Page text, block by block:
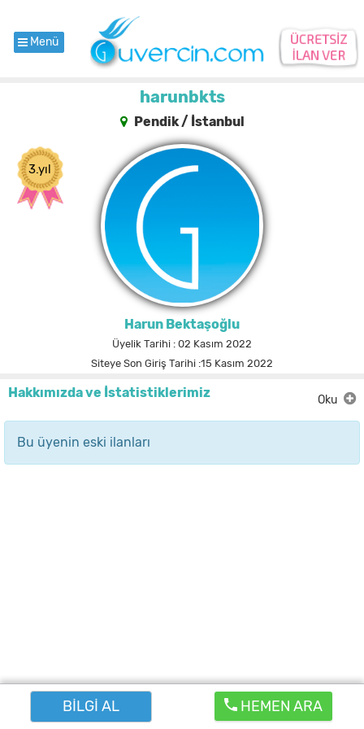
Menü
harunbkts
Pendik / İstanbul
3.yıl
Harun Bektaşoğlu
Üyelik Tarihi : 02 Kasım 2022
Siteye Son Giriş Tarihi :15 Kasım 2022
Hakkımızda ve İstatistiklerimiz Oku
Bu üyenin eski ilanları
BİLGİ AL HEMEN ARA